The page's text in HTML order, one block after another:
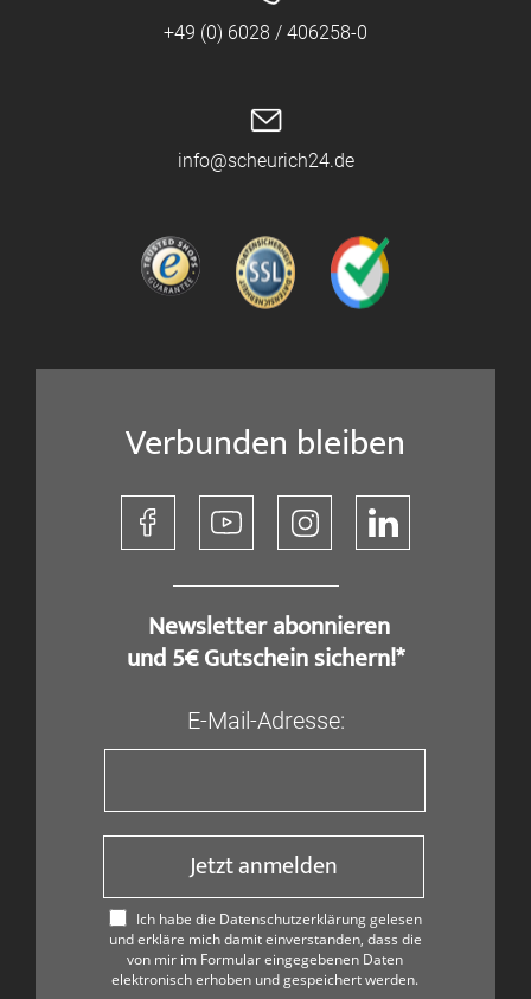
+49 (0) 6028 / 406258-0
info@scheurich24.de
Verbunden bleiben
​ Newsletter abonnieren
und 5€ Gutschein sichern!*
E-Mail-Adresse:
Jetzt anmelden
Ich habe die Datenschutzerklärung gelesen
und erkläre mich damit einverstanden, dass die
von mir im Formular eingegebenen Daten
elektronisch erhoben und gespeichert werden.